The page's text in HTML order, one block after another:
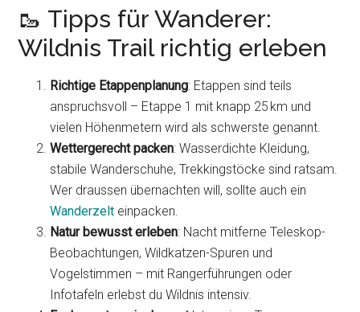
🥾 Tipps für Wanderer:
Wildnis Trail richtig erleben
Richtige Etappenplanung: Etappen sind teils
anspruchsvoll – Etappe 1 mit knapp 25 km und
vielen Höhenmetern wird als schwerste genannt.
Wettergerecht packen: Wasserdichte Kleidung,
stabile Wanderschuhe, Trekkingstöcke sind ratsam.
Wer draussen übernachten will, sollte auch ein
Wanderzelt einpacken.
Natur bewusst erleben: Nacht mitferne Teleskop-
Beobachtungen, Wildkatzen-Spuren und
Vogelstimmen – mit Rangerführungen oder
Infotafeln erlebst du Wildnis intensiv.